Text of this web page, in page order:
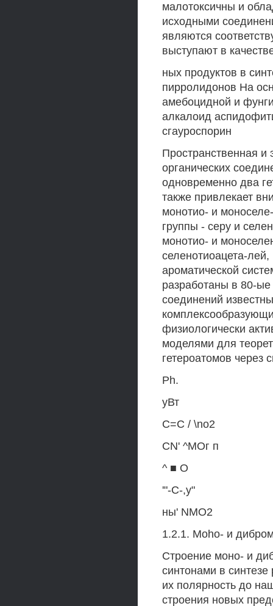
малотоксичны и
исходными
являются
выступают в
ных продуктов в
пирролидонов На
амебоцидной и
алкалоид
сгауроспорин
Пространственная и
органических
одновременно два
также привлекает
монотио- и
группы - серу и
монотио- и
селенотиоацета-
ароматической
разработаны в 80-ые
соединений
физиологически
моделями для
гетероатомов через
Ph.
уВт
С=С / \no2
CN' ^МОг п
^ ■ О
'"-С-,у"
ны' NMO2
1.2.1. Moho- и
Строение моно- и
синтонами в
их полярность до
строения новых